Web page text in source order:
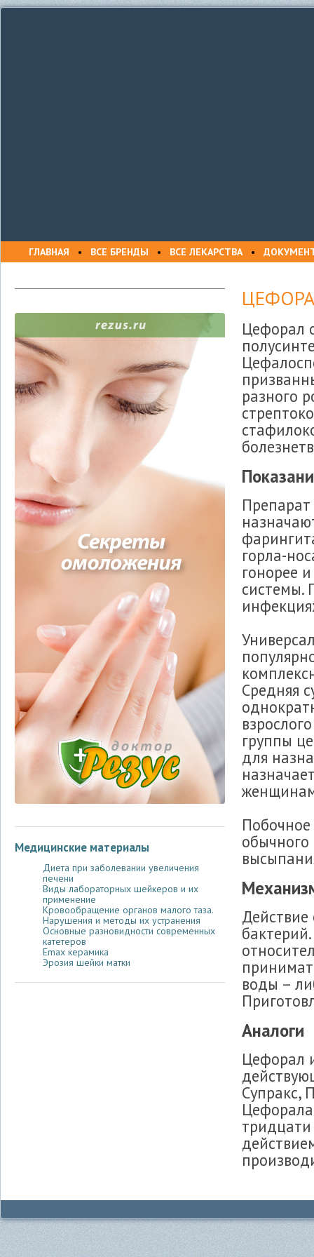
ГЛАВНАЯ • ВСЕ БРЕНДЫ • ВСЕ ЛЕКАРСТВА•
Медицинские материалы
Диета при заболевании увеличения
печени
Виды лабораторных шейкеров и их
применение
Кровообращение органов малого таза.
Нарушения и методы их устранения
Основные разновидности современных
катетеров
Emax керамика
Эрозия шейки матки
Цефорал
разного
горла-
гонорее
системы.
Средняя
группы
для
Побочное
Действие
воды –
Аналоги
Цефорал
Супракс,